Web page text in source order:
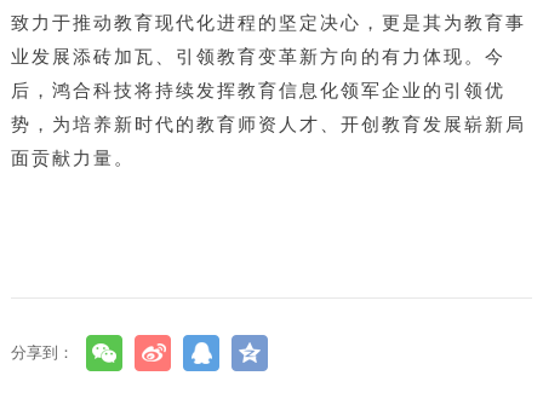
致力于推动教育现代化进程的坚定决心，更是其为教育事
业发展添砖加瓦、引领教育变革新方向的有力体现。今
后，鸿合科技将持续发挥教育信息化领军企业的引领优
势，为培养新时代的教育师资人才、开创教育发展崭新局
面贡献力量。
分享到：